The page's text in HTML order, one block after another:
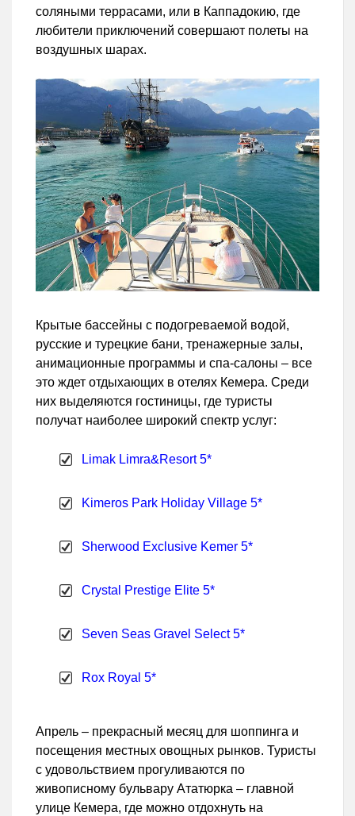
соляными террасами, или в Каппадокию, где
любители приключений совершают полеты на
воздушных шарах.
Крытые бассейны с подогреваемой водой,
русские и турецкие бани, тренажерные залы,
анимационные программы и спа-салоны – все
это ждет отдыхающих в отелях Кемера. Среди
них выделяются гостиницы, где туристы
получат наиболее широкий спектр услуг:
Limak Limra&Resort 5*
Kimeros Park Holiday Village 5*
Sherwood Exclusive Kemer 5*
Crystal Prestige Elite 5*
Seven Seas Gravel Select 5*
Rox Royal 5*
Апрель – прекрасный месяц для шоппинга и
посещения местных овощных рынков. Туристы
с удовольствием прогуливаются по
живописному бульвару Ататюрка – главной
улице Кемера, где можно отдохнуть на